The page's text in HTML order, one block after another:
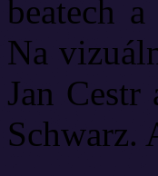
beatech
Na
Jan
Schwarz.